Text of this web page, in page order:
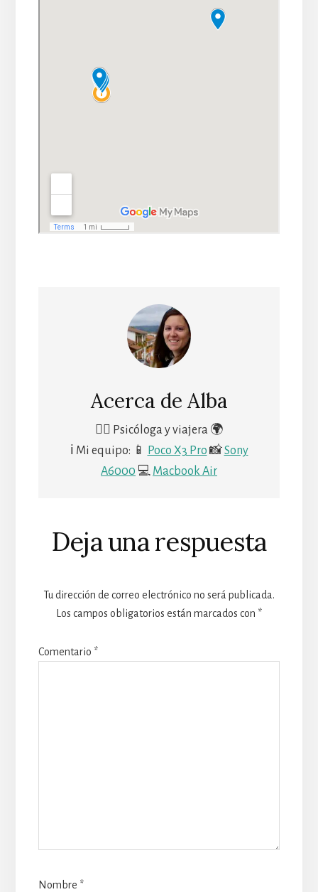
Acerca deAlba
🙋‍♀️ Psicóloga y viajera 🌍
ℹ Mi equipo: 📱
Poco X3 Pro 📸Sony
A6000 💻 Macbook Air
Deja una respuesta
Tu dirección de correo electrónico no será publicada.
Los campos obligatorios están marcados con *
Comentario *
Nombre *